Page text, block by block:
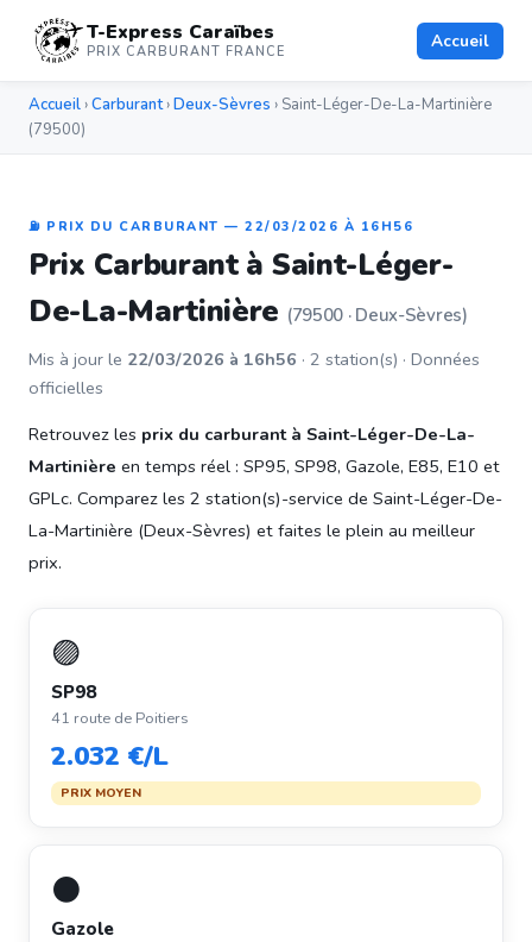
T-Express Caraïbes
PRIX CARBURANT FRANCE Accueil
Accueil ›Carburant›Deux-Sèvres › Saint-Léger-De-La-Martinière
(79500)
⛽ PRIX DU CARBURANT — 22/03/2026 À 16H56
Prix Carburant à Saint-Léger-
De-La-Martinière (79500 · Deux-Sèvres)
Mis à jour le 22/03/2026 à 16h56 · 2 station(s) · Données
officielles
Retrouvez les prix du carburant à Saint-Léger-De-La-
Martinière en temps réel : SP95, SP98, Gazole, E85, E10 et
GPLc. Comparez les 2 station(s)-service de Saint-Léger-De-
La-Martinière (Deux-Sèvres) et faites le plein au meilleur
prix.
🟣
SP98
41 route de Poitiers
2.032 €/L
PRIX MOYEN
⚫
Gazole